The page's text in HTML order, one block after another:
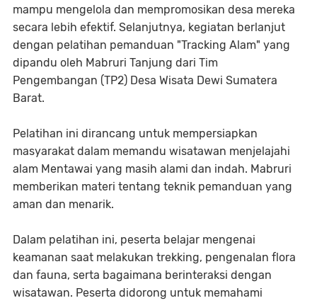
mampu mengelola dan mempromosikan desa mereka
secara lebih efektif. Selanjutnya, kegiatan berlanjut
dengan pelatihan pemanduan "Tracking Alam" yang
dipandu oleh Mabruri Tanjung dari Tim
Pengembangan (TP2) Desa Wisata Dewi Sumatera
Barat.
Pelatihan ini dirancang untuk mempersiapkan
masyarakat dalam memandu wisatawan menjelajahi
alam Mentawai yang masih alami dan indah. Mabruri
memberikan materi tentang teknik pemanduan yang
aman dan menarik.
Dalam pelatihan ini, peserta belajar mengenai
keamanan saat melakukan trekking, pengenalan flora
dan fauna, serta bagaimana berinteraksi dengan
wisatawan. Peserta didorong untuk memahami